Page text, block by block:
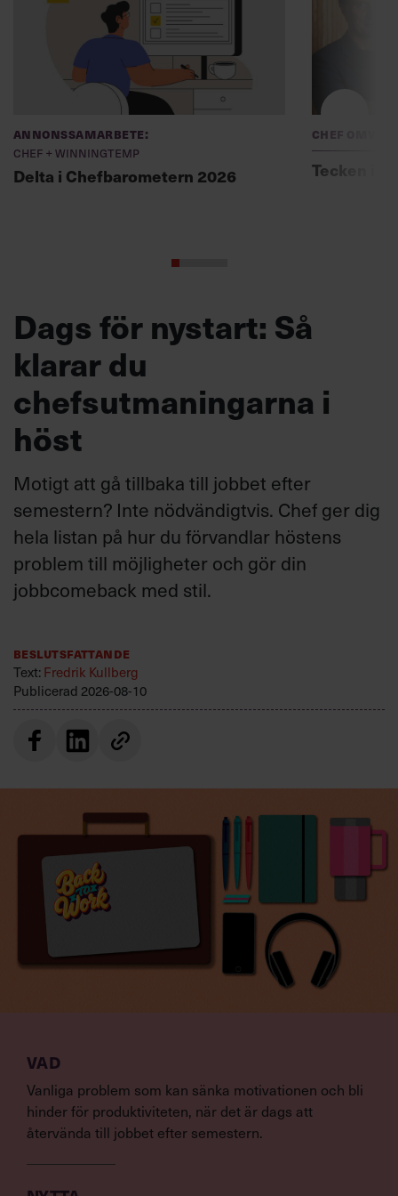
Annonssamarbete:
Chef + Winningtemp
Delta i Chefbarometern 2026
Chef
Tecken i
Dags för nystart: Så
klarar du
chefsutmaningarna i
höst
Motigt att gå tillbaka till jobbet efter
semestern? Inte nödvändigtvis. Chef ger dig
hela listan på hur du förvandlar höstens
problem till möjligheter och gör din
jobbcomeback med stil.
Beslutsfattande
Text:Fredrik Kullberg
Publicerad 2026-08-10
VAD
Vanliga problem som kan sänka motivationen och bli
hinder för produktiviteten, när det är dags att
återvända till jobbet efter semestern.